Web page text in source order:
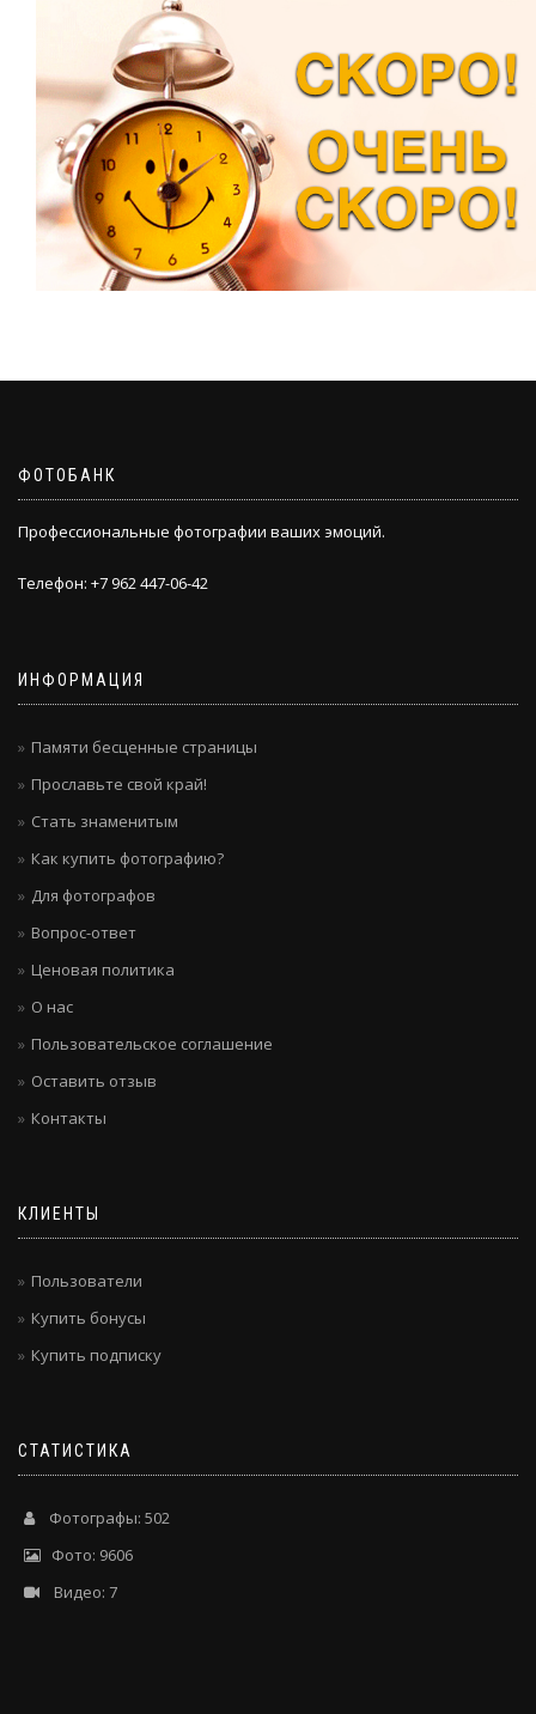
ФОТОБАНК
Профессиональные фотографии ваших эмоций.
Телефон: +7 962 447-06-42
ИНФОРМАЦИЯ
Памяти бесценные страницы
Прославьте свой край!
Стать знаменитым
Как купить фотографию?
Для фотографов
Вопрос-ответ
Ценовая политика
О нас
Пользовательское соглашение
Оставить отзыв
Контакты
КЛИЕНТЫ
Пользователи
Купить бонусы
Купить подписку
СТАТИСТИКА
Фотографы: 502
Фото: 9606
Видео: 7